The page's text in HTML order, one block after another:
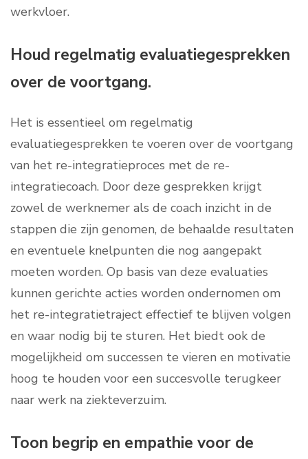
werkvloer.
Houd regelmatig evaluatiegesprekken
over de voortgang.
Het is essentieel om regelmatig
evaluatiegesprekken te voeren over de voortgang
van het re-integratieproces met de re-
integratiecoach. Door deze gesprekken krijgt
zowel de werknemer als de coach inzicht in de
stappen die zijn genomen, de behaalde resultaten
en eventuele knelpunten die nog aangepakt
moeten worden. Op basis van deze evaluaties
kunnen gerichte acties worden ondernomen om
het re-integratietraject effectief te blijven volgen
en waar nodig bij te sturen. Het biedt ook de
mogelijkheid om successen te vieren en motivatie
hoog te houden voor een succesvolle terugkeer
naar werk na ziekteverzuim.
Toon begrip en empathie voor de